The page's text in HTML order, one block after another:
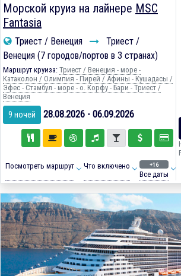
Морской круиз на лайнере MSC
Fantasia
Триест / Венеция
Триест /
Венеция (7 городов/портов в 3 странах)
Маршрут круиза: Триест / Венеция - море -
Катаколон / Олимпия - Пирей / Афины - Кушадасы /
Эфес - Стамбул - море - о. Корфу - Бари - Триест /
Венеция
9 ночей 28.08.2026 - 06.09.2026
Посмотреть маршрут Что включено +16
Все даты